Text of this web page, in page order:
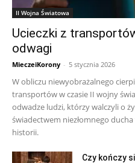
II Wojna Światowa
Ucieczki z
odwagi
MieczeiKorony - 5 stycznia 2026
W obliczu niewyobrażalnego
transportów w czasie II wojny
odwadze ludzi, którzy walczyli o
świadectwem niezłomnego
historii.
Czy kończy